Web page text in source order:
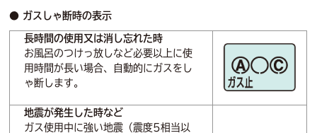
● ガスしゃ断時の表示
長時間の使用又は消し忘れた時
お風呂のつけっ放しなど必要以上に使
用時間が長い場合、自動的にガスをし
ゃ断します。
地震が発生した時など
ガス使用中に強い地震（震度5相当以